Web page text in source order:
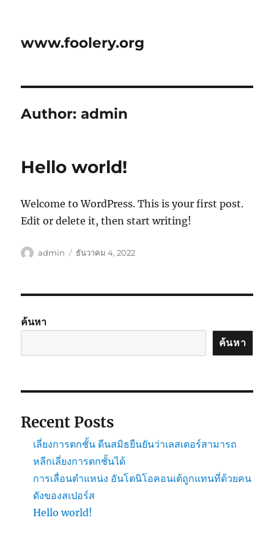
www.foolery.org
Author:admin
Hello world!
Welcome to WordPress. This is your first post.
Edit or delete it, then start writing!
ผู้
admin
เขียน
ธันวาคม 4, 2022
ค้นหา
ค้นหา
Recent Posts
เลี่ยงการตกชั้น ดีนสมิธยืนยันว่าเลสเตอร์สามารถ
หลีกเลี่ยงการตกชั้นได้
การเลื่อนตำแหน่ง อันโตนิโอคอนเต้ถูกแทนที่ด้วยคน
ดังของสเปอร์ส
Hello world!